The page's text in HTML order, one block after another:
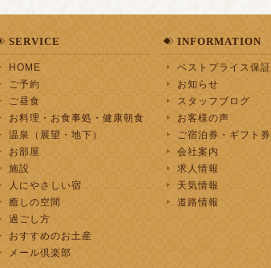
SERVICE
HOME
ご予約
ご昼食
お料理・お食事処・健康朝食
温泉（展望・地下）
お部屋
施設
人にやさしい宿
癒しの空間
過ごし方
おすすめのお土産
メール倶楽部
INFORMATION
ベストプライス保証
お知らせ
スタッフブログ
お客様の声
ご宿泊券・ギフト券
会社案内
求人情報
天気情報
道路情報